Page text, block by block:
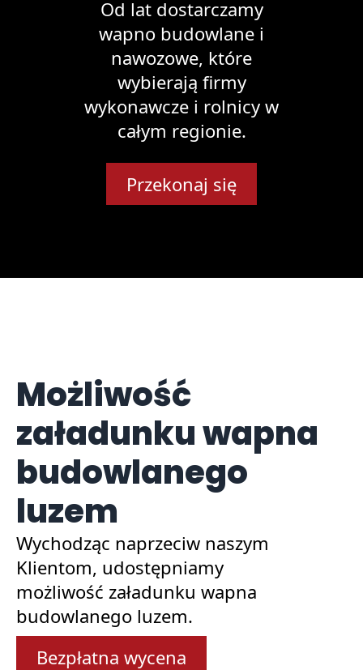
Od lat dostarczamy
wapno budowlane i
nawozowe, które
wybierają firmy
wykonawcze i rolnicy w
całym regionie.
Przekonaj się
Możliwość
załadunku wapna
budowlanego
luzem
Wychodząc naprzeciw naszym
Klientom, udostępniamy
możliwość załadunku wapna
budowlanego luzem.
Bezpłatna wycena